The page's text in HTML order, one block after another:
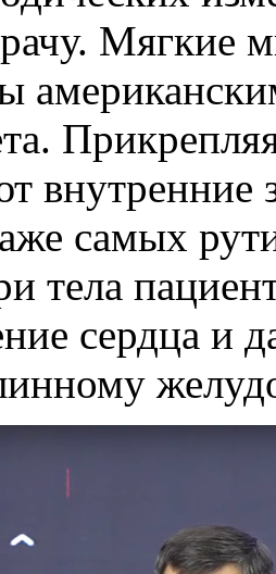
Мягкие
внутренние
самых
тела
сердца и